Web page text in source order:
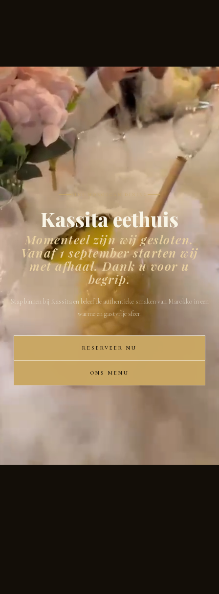
FINE MOROCCAN DINING
Kassita eethuis
Momenteel zijn wij gesloten.
Vanaf 1 september starten wij
met afhaal. Dank u voor u
begrip.
Stap binnen bij Kassita en beleef de authentieke smaken van Marokko in een
warme en gastvrije sfeer.
RESERVEER NU
ONS MENU